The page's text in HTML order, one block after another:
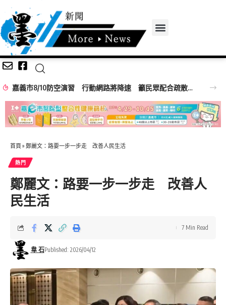
嘉義市8/10防空演習 行動網路將降速 籲民眾配合疏散避難
首頁 » 鄭麗文：路要一步一步走 改善人民生活
熱門
鄭麗文：路要一步一步走 改善人
民生活
韋 石Published: 2026/04/12
7 Min Read